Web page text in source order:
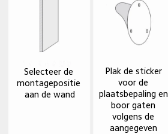
Selecteer de
montagepositie
aan de wand
Plak de sticker
voor de
plaatsbepaling en
boor gaten
volgens de
aangegeven